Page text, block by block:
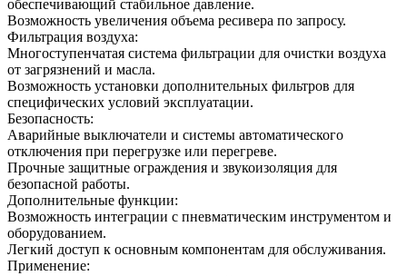
обеспечивающий стабильное давление.
Возможность увеличения объема ресивера по запросу.
Фильтрация воздуха:
Многоступенчатая система фильтрации для очистки воздуха
от загрязнений и масла.
Возможность установки дополнительных фильтров для
специфических условий эксплуатации.
Безопасность:
Аварийные выключатели и системы автоматического
отключения при перегрузке или перегреве.
Прочные защитные ограждения и звукоизоляция для
безопасной работы.
Дополнительные функции:
Возможность интеграции с пневматическим инструментом и
оборудованием.
Легкий доступ к основным компонентам для обслуживания.
Применение: